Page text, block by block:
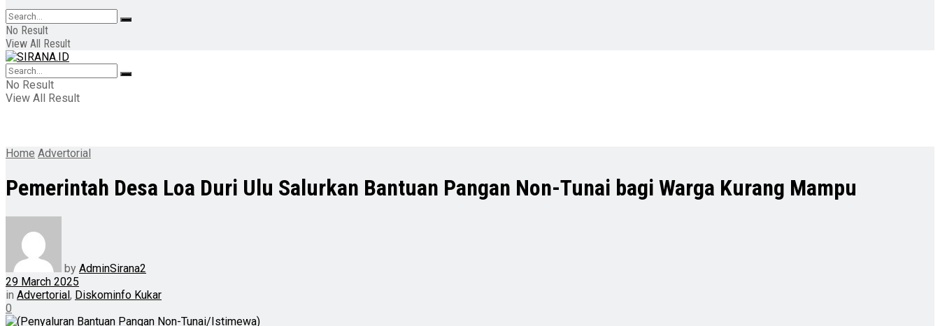
No Result
View All Result
No Result
View All Result
Home Advertorial
Pemerintah Desa Loa Duri Ulu Salurkan Bantuan Pangan Non-Tunai bagi Warga Kurang Mampu
by AdminSirana2
29 March 2025
in Advertorial, Diskominfo Kukar
0